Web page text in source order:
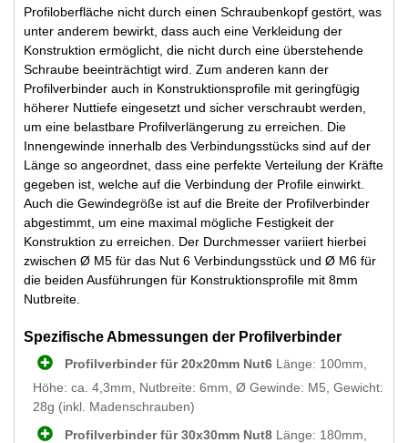
Profiloberfläche nicht durch einen Schraubenkopf gestört, was
unter anderem bewirkt, dass auch eine Verkleidung der
Konstruktion ermöglicht, die nicht durch eine überstehende
Schraube beeinträchtigt wird. Zum anderen kann der
Profilverbinder auch in Konstruktionsprofile mit geringfügig
höherer Nuttiefe eingesetzt und sicher verschraubt werden,
um eine belastbare Profilverlängerung zu erreichen. Die
Innengewinde innerhalb des Verbindungsstücks sind auf der
Länge so angeordnet, dass eine perfekte Verteilung der Kräfte
gegeben ist, welche auf die Verbindung der Profile einwirkt.
Auch die Gewindegröße ist auf die Breite der Profilverbinder
abgestimmt, um eine maximal mögliche Festigkeit der
Konstruktion zu erreichen. Der Durchmesser variiert hierbei
zwischen Ø M5 für das Nut 6 Verbindungsstück und Ø M6 für
die beiden Ausführungen für Konstruktionsprofile mit 8mm
Nutbreite.
Spezifische Abmessungen der Profilverbinder
Profilverbinder für 20x20mm Nut6 Länge: 100mm,
Höhe: ca. 4,3mm, Nutbreite: 6mm, Ø Gewinde: M5, Gewicht:
28g (inkl. Madenschrauben)
Profilverbinder für 30x30mm Nut8 Länge: 180mm,